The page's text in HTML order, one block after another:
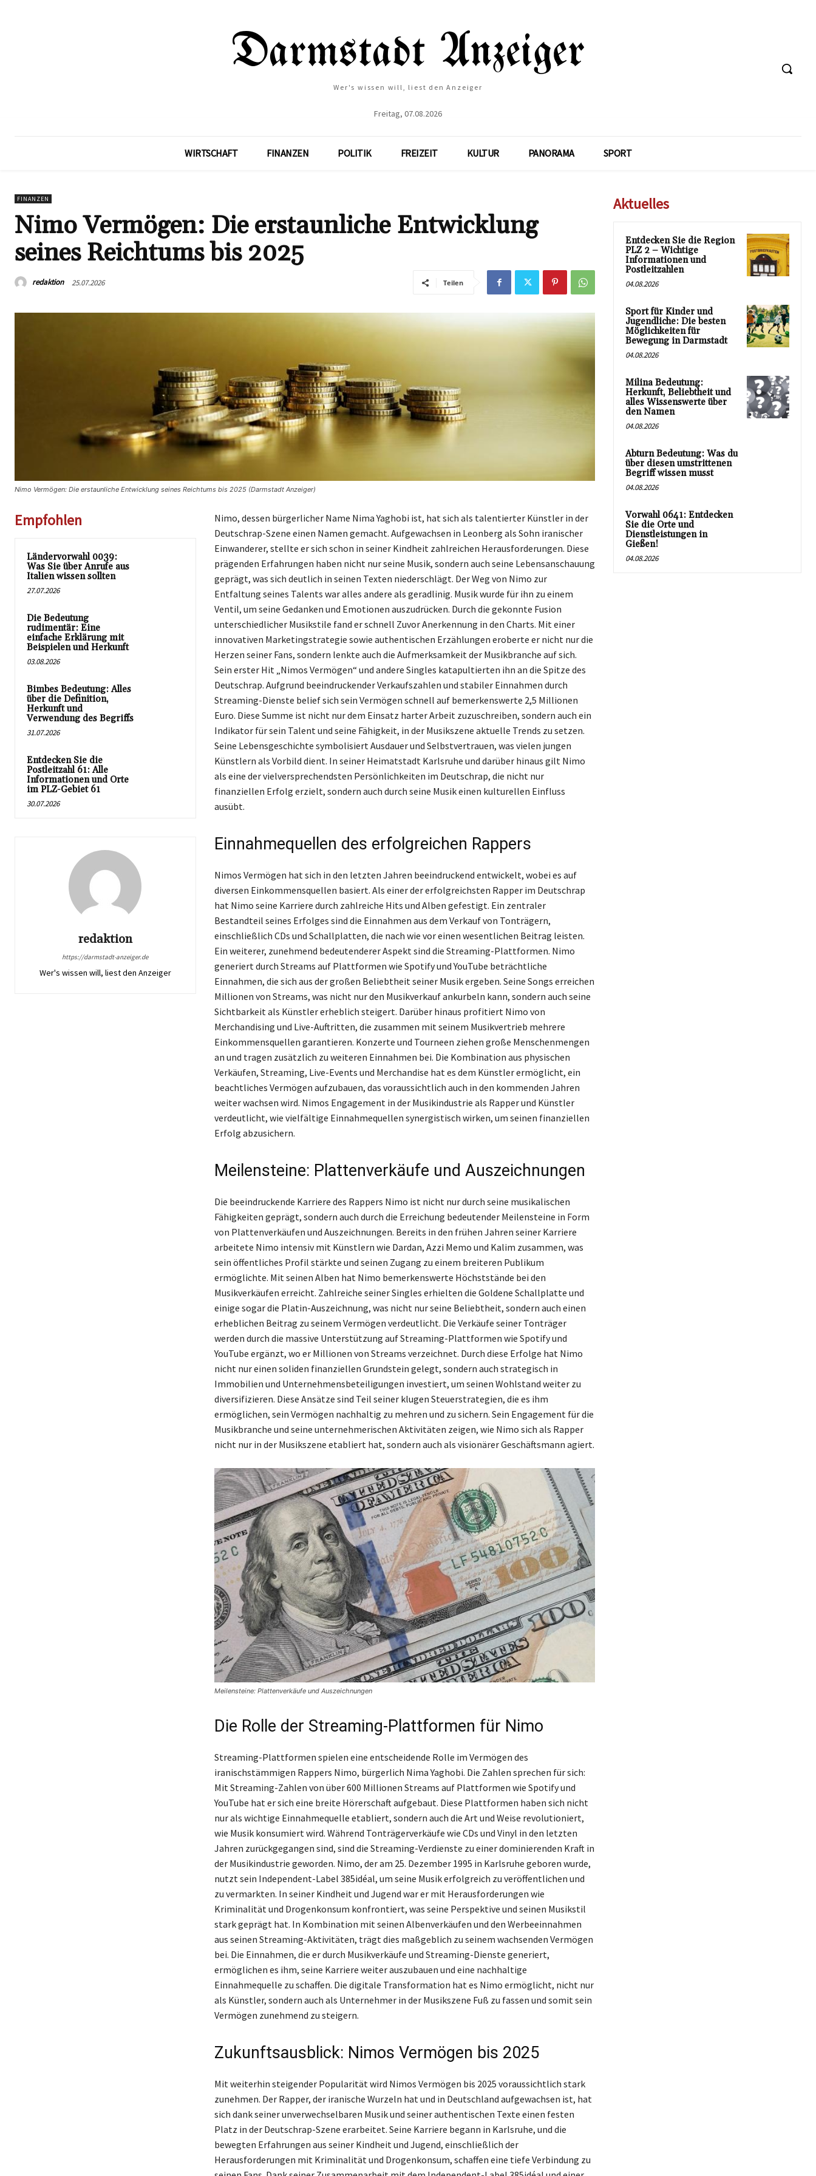
Wer's wissen will, liest den Anzeiger
Freitag, 07.08.2026
WIRTSCHAFT FINANZEN POLITIK FREIZEIT KULTUR PANORAMA SPORT
FINANZEN
Nimo Vermögen: Die erstaunliche Entwicklung
seines Reichtums bis 2025
redaktion 25.07.2026 Teilen
Nimo Vermögen: Die erstaunliche Entwicklung seines Reichtums bis 2025 (Darmstadt Anzeiger)
Empfohlen
Ländervorwahl 0039:
Was Sie über Anrufe aus
Italien wissen sollten
27.07.2026
Die Bedeutung
rudimentär: Eine
einfache Erklärung mit
Beispielen und Herkunft
03.08.2026
Bimbes Bedeutung: Alles
über die Definition,
Herkunft und
Verwendung des Begriffs
31.07.2026
Entdecken Sie die
Postleitzahl 61: Alle
Informationen und Orte
im PLZ-Gebiet 61
30.07.2026
redaktion
https://darmstadt-anzeiger.de
Wer's wissen will, liest den Anzeiger
Nimo, dessen bürgerlicher Name Nima Yaghobi ist, hat sich als talentierter Künstler in der
Deutschrap-Szene einen Namen gemacht. Aufgewachsen in Leonberg als Sohn iranischer
Einwanderer, stellte er sich schon in seiner Kindheit zahlreichen Herausforderungen. Diese
prägenden Erfahrungen haben nicht nur seine Musik, sondern auch seine Lebensanschauung
geprägt, was sich deutlich in seinen Texten niederschlägt. Der Weg von Nimo zur
Entfaltung seines Talents war alles andere als geradlinig. Musik wurde für ihn zu einem
Ventil, um seine Gedanken und Emotionen auszudrücken. Durch die gekonnte Fusion
unterschiedlicher Musikstile fand er schnell Zuvor Anerkennung in den Charts. Mit einer
innovativen Marketingstrategie sowie authentischen Erzählungen eroberte er nicht nur die
Herzen seiner Fans, sondern lenkte auch die Aufmerksamkeit der Musikbranche auf sich.
Sein erster Hit „Nimos Vermögen“ und andere Singles katapultierten ihn an die Spitze des
Deutschrap. Aufgrund beeindruckender Verkaufszahlen und stabiler Einnahmen durch
Streaming-Dienste belief sich sein Vermögen schnell auf bemerkenswerte 2,5 Millionen
Euro. Diese Summe ist nicht nur dem Einsatz harter Arbeit zuzuschreiben, sondern auch ein
Indikator für sein Talent und seine Fähigkeit, in der Musikszene aktuelle Trends zu setzen.
Seine Lebensgeschichte symbolisiert Ausdauer und Selbstvertrauen, was vielen jungen
Künstlern als Vorbild dient. In seiner Heimatstadt Karlsruhe und darüber hinaus gilt Nimo
als eine der vielversprechendsten Persönlichkeiten im Deutschrap, die nicht nur
finanziellen Erfolg erzielt, sondern auch durch seine Musik einen kulturellen Einfluss
ausübt.
Einnahmequellen des erfolgreichen Rappers
Nimos Vermögen hat sich in den letzten Jahren beeindruckend entwickelt, wobei es auf
diversen Einkommensquellen basiert. Als einer der erfolgreichsten Rapper im Deutschrap
hat Nimo seine Karriere durch zahlreiche Hits und Alben gefestigt. Ein zentraler
Bestandteil seines Erfolges sind die Einnahmen aus dem Verkauf von Tonträgern,
einschließlich CDs und Schallplatten, die nach wie vor einen wesentlichen Beitrag leisten.
Ein weiterer, zunehmend bedeutenderer Aspekt sind die Streaming-Plattformen. Nimo
generiert durch Streams auf Plattformen wie Spotify und YouTube beträchtliche
Einnahmen, die sich aus der großen Beliebtheit seiner Musik ergeben. Seine Songs erreichen
Millionen von Streams, was nicht nur den Musikverkauf ankurbeln kann, sondern auch seine
Sichtbarkeit als Künstler erheblich steigert. Darüber hinaus profitiert Nimo von
Merchandising und Live-Auftritten, die zusammen mit seinem Musikvertrieb mehrere
Einkommensquellen garantieren. Konzerte und Tourneen ziehen große Menschenmengen
an und tragen zusätzlich zu weiteren Einnahmen bei. Die Kombination aus physischen
Verkäufen, Streaming, Live-Events und Merchandise hat es dem Künstler ermöglicht, ein
beachtliches Vermögen aufzubauen, das voraussichtlich auch in den kommenden Jahren
weiter wachsen wird. Nimos Engagement in der Musikindustrie als Rapper und Künstler
verdeutlicht, wie vielfältige Einnahmequellen synergistisch wirken, um seinen finanziellen
Erfolg abzusichern.
Meilensteine: Plattenverkäufe und Auszeichnungen
Die beeindruckende Karriere des Rappers Nimo ist nicht nur durch seine musikalischen
Fähigkeiten geprägt, sondern auch durch die Erreichung bedeutender Meilensteine in Form
von Plattenverkäufen und Auszeichnungen. Bereits in den frühen Jahren seiner Karriere
arbeitete Nimo intensiv mit Künstlern wie Dardan, Azzi Memo und Kalim zusammen, was
sein öffentliches Profil stärkte und seinen Zugang zu einem breiteren Publikum
ermöglichte. Mit seinen Alben hat Nimo bemerkenswerte Höchststände bei den
Musikverkäufen erreicht. Zahlreiche seiner Singles erhielten die Goldene Schallplatte und
einige sogar die Platin-Auszeichnung, was nicht nur seine Beliebtheit, sondern auch einen
erheblichen Beitrag zu seinem Vermögen verdeutlicht. Die Verkäufe seiner Tonträger
werden durch die massive Unterstützung auf Streaming-Plattformen wie Spotify und
YouTube ergänzt, wo er Millionen von Streams verzeichnet. Durch diese Erfolge hat Nimo
nicht nur einen soliden finanziellen Grundstein gelegt, sondern auch strategisch in
Immobilien und Unternehmensbeteiligungen investiert, um seinen Wohlstand weiter zu
diversifizieren. Diese Ansätze sind Teil seiner klugen Steuerstrategien, die es ihm
ermöglichen, sein Vermögen nachhaltig zu mehren und zu sichern. Sein Engagement für die
Musikbranche und seine unternehmerischen Aktivitäten zeigen, wie Nimo sich als Rapper
nicht nur in der Musikszene etabliert hat, sondern auch als visionärer Geschäftsmann agiert.
Meilensteine: Plattenverkäufe und Auszeichnungen
Die Rolle der Streaming-Plattformen für Nimo
Streaming-Plattformen spielen eine entscheidende Rolle im Vermögen des
iranischstämmigen Rappers Nimo, bürgerlich Nima Yaghobi. Die Zahlen sprechen für sich:
Mit Streaming-Zahlen von über 600 Millionen Streams auf Plattformen wie Spotify und
YouTube hat er sich eine breite Hörerschaft aufgebaut. Diese Plattformen haben sich nicht
nur als wichtige Einnahmequelle etabliert, sondern auch die Art und Weise revolutioniert,
wie Musik konsumiert wird. Während Tonträgerverkäufe wie CDs und Vinyl in den letzten
Jahren zurückgegangen sind, sind die Streaming-Verdienste zu einer dominierenden Kraft in
der Musikindustrie geworden. Nimo, der am 25. Dezember 1995 in Karlsruhe geboren wurde,
nutzt sein Independent-Label 385idéal, um seine Musik erfolgreich zu veröffentlichen und
zu vermarkten. In seiner Kindheit und Jugend war er mit Herausforderungen wie
Kriminalität und Drogenkonsum konfrontiert, was seine Perspektive und seinen Musikstil
stark geprägt hat. In Kombination mit seinen Albenverkäufen und den Werbeeinnahmen
aus seinen Streaming-Aktivitäten, trägt dies maßgeblich zu seinem wachsenden Vermögen
bei. Die Einnahmen, die er durch Musikverkäufe und Streaming-Dienste generiert,
ermöglichen es ihm, seine Karriere weiter auszubauen und eine nachhaltige
Einnahmequelle zu schaffen. Die digitale Transformation hat es Nimo ermöglicht, nicht nur
als Künstler, sondern auch als Unternehmer in der Musikszene Fuß zu fassen und somit sein
Vermögen zunehmend zu steigern.
Zukunftsausblick: Nimos Vermögen bis 2025
Mit weiterhin steigender Popularität wird Nimos Vermögen bis 2025 voraussichtlich stark
zunehmen. Der Rapper, der iranische Wurzeln hat und in Deutschland aufgewachsen ist, hat
sich dank seiner unverwechselbaren Musik und seiner authentischen Texte einen festen
Platz in der Deutschrap-Szene erarbeitet. Seine Karriere begann in Karlsruhe, und die
bewegten Erfahrungen aus seiner Kindheit und Jugend, einschließlich der
Herausforderungen mit Kriminalität und Drogenkonsum, schaffen eine tiefe Verbindung zu
Aktuelles
Entdecken Sie die Region
PLZ 2 – Wichtige
Informationen und
Postleitzahlen
04.08.2026
Sport für Kinder und
Jugendliche: Die besten
Möglichkeiten für
Bewegung in Darmstadt
04.08.2026
Milina Bedeutung:
Herkunft, Beliebtheit und
alles Wissenswerte über
den Namen
04.08.2026
Abturn Bedeutung: Was du
über diesen umstrittenen
Begriff wissen musst
04.08.2026
Vorwahl 0641: Entdecken
Sie die Orte und
Dienstleistungen in
Gießen!
04.08.2026